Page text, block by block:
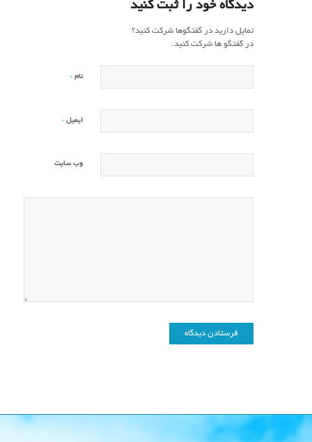
دیدگاه خود را ثبت کنید
تمایل دارید در گفتگوها شرکت کنید؟
در گفتگو ها شرکت کنید.
نام *
ایمیل *
وب‌ سایت